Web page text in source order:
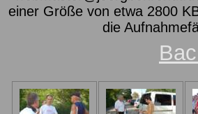
einer Größe von etwa 2800
die